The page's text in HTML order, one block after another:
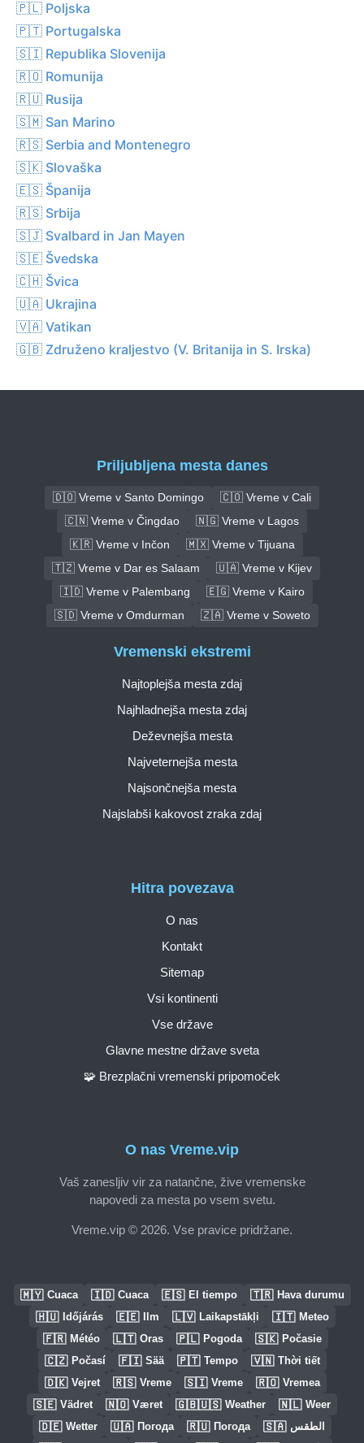
🇵🇱 Poljska
🇵🇹 Portugalska
🇸🇮 Republika Slovenija
🇷🇴 Romunija
🇷🇺 Rusija
🇸🇲 San Marino
🇷🇸 Serbia and Montenegro
🇸🇰 Slovaška
🇪🇸 Španija
🇷🇸 Srbija
🇸🇯 Svalbard in Jan Mayen
🇸🇪 Švedska
🇨🇭 Švica
🇺🇦 Ukrajina
🇻🇦 Vatikan
🇬🇧 Združeno kraljestvo (V. Britanija in S. Irska)
Priljubljena mesta danes
🇩🇴 Vreme v Santo Domingo
🇨🇴 Vreme v Cali
🇨🇳 Vreme v Čingdao
🇳🇬 Vreme v Lagos
🇰🇷 Vreme v Inčon
🇲🇽 Vreme v Tijuana
🇹🇿 Vreme v Dar es Salaam
🇺🇦 Vreme v Kijev
🇮🇩 Vreme v Palembang
🇪🇬 Vreme v Kairo
🇸🇩 Vreme v Omdurman
🇿🇦 Vreme v Soweto
O nas Vreme.vip
Vaš zanesljiv vir za natančne, žive vremenske
napovedi za mesta po vsem svetu.
Vreme.vip © 2026. Vse pravice pridržane.
Hitra povezava
O nas
Kontakt
Sitemap
Vsi kontinenti
Vse države
Glavne mestne države sveta
🧩 Brezplačni vremenski pripomoček
Vremenski ekstremi
Najtoplejša mesta zdaj
Najhladnejša mesta zdaj
Deževnejša mesta
Najveternejša mesta
Najsončnejša mesta
Najslabši kakovost zraka zdaj
🇲🇾 Cuaca 🇮🇩 Cuaca 🇪🇸 El tiempo 🇹🇷 Hava durumu
🇭🇺 Időjárás 🇪🇪 Ilm 🇱🇻 Laikapstākļi 🇮🇹 Meteo
🇫🇷 Météo 🇱🇹 Oras 🇵🇱 Pogoda 🇸🇰 Počasie
🇨🇿 Počasí 🇫🇮 Sää 🇵🇹 Tempo 🇻🇳 Thời tiết
🇩🇰 Vejret 🇷🇸 Vreme 🇸🇮 Vreme 🇷🇴 Vremea
🇸🇪 Vädret 🇳🇴 Været 🇬🇧🇺🇸 Weather 🇳🇱 Weer
🇩🇪 Wetter 🇺🇦 Погода 🇷🇺 Погода 🇸🇦 الطقس